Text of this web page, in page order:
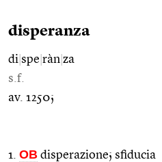
disperanza
di spe ràn za
s.f.
av. 1250;
1. OB disperazione; sfiducia